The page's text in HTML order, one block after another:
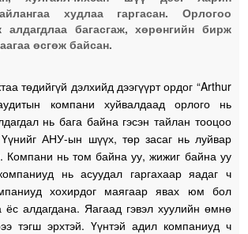
худлаа гаргасан. Орлогоо
алдагдлаа багасгаж, хөрөнгийн бирж
өсгөж байсан.
төдийгүй дэлхийд дээгүүрт ордог “Arthur
компани хуйвалдаад орлого нь
нь бага байна гэсэн тайлан тооцоо
Үүнийг АНУ-ын шүүх, төр засаг нь луйвар
Компани нь том байна уу, жижиг байна уу
нь асуудал гаргахаар яадаг ч
хохирдог маягаар явах юм бол
ёс алдагдана. Яагаад гэвэл хуулийн өмнө
тэгш эрхтэй. Үүнтэй адил компаниуд ч